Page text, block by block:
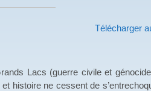
Télécharger
Lacs (guerre civile et
histoire ne cessent de